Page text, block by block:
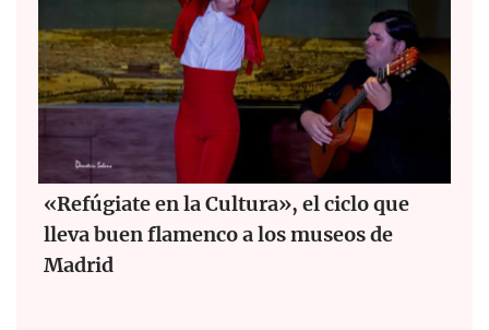
«Refúgiate en la Cultura», el ciclo que
lleva buen flamenco a los museos de
Madrid